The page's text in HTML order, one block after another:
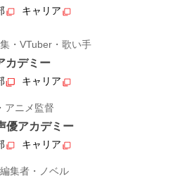
キャリア
・VTuber・歌い手
カデミー
キャリア
アニメ監督
優アカデミー
キャリア
集者・ノベル